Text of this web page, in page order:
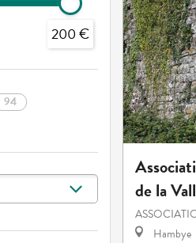
200 €
94
de la
Hambye